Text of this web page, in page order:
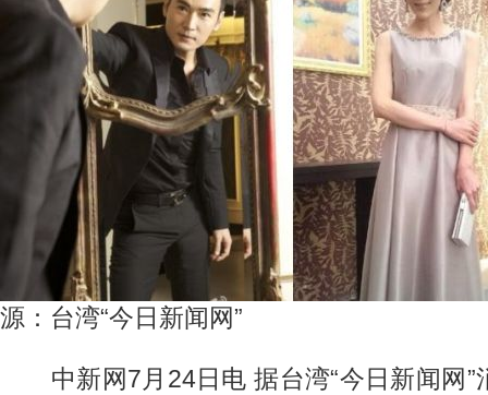
源：台湾“今日新闻网”
中新网7月24日电 据台湾“今日新闻网”